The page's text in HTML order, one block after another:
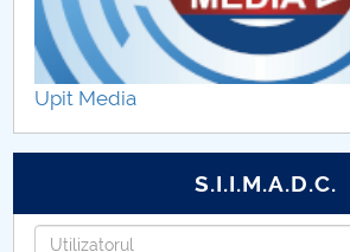
Decontari FECC (CUP)
Tabere studențești FECC (CUP)
Upit Media
S.I.I.M.A.D.C.
Username